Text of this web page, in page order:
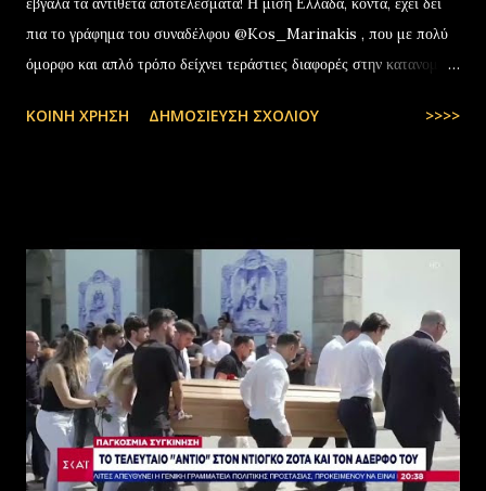
πια το γράφημα του συναδέλφου @Kos_Marinakis , που με πολύ
όμορφο και απλό τρόπο δείχνει τεράστιες διαφορές στην κατανομή
— Stefanos Tyros (@StefanosTyros) July 11, 2025
ΚΟΙΝΉ ΧΡΉΣΗ ΔΗΜΟΣΊΕΥΣΗ ΣΧΟΛΊΟΥ >>>>